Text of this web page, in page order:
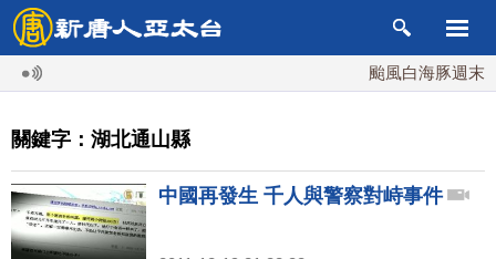
颱風白海豚週末
關鍵字：湖北通山縣
中國再發生 千人與警察對峙事件